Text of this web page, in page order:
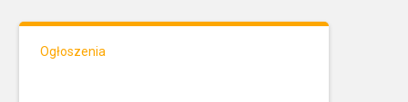
Ogłoszenia